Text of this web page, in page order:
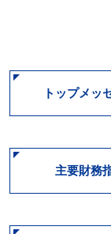
トップメッ
主要財務